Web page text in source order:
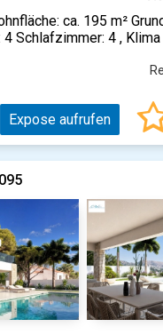
ca. 195 m²
4 Schlafzimmer: 4 , Klima
Expose aufrufen